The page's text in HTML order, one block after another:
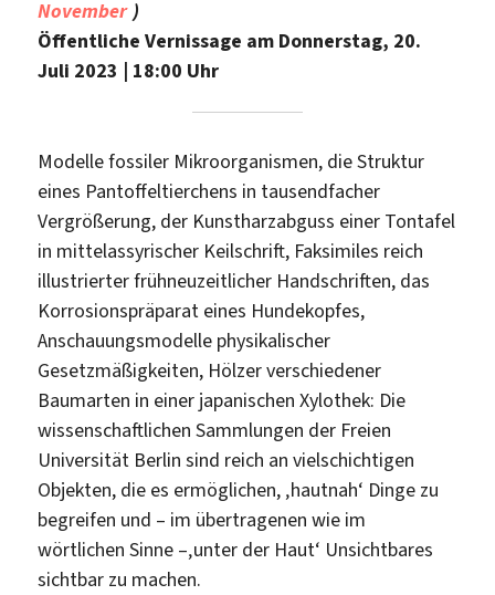
November)
Öffentliche Vernissage am Donnerstag, 20.
Juli 2023 | 18:00 Uhr
Modelle fossiler Mikroorganismen, die Struktur
eines Pantoffeltierchens in tausendfacher
Vergrößerung, der Kunstharzabguss einer Tontafel
in mittelassyrischer Keilschrift, Faksimiles reich
illustrierter frühneuzeitlicher Handschriften, das
Korrosionspräparat eines Hundekopfes,
Anschauungsmodelle physikalischer
Gesetzmäßigkeiten, Hölzer verschiedener
Baumarten in einer japanischen Xylothek: Die
wissenschaftlichen Sammlungen der Freien
Universität Berlin sind reich an vielschichtigen
Objekten, die es ermöglichen, ‚hautnah‘ Dinge zu
begreifen und – im übertragenen wie im
wörtlichen Sinne –‚unter der Haut‘ Unsichtbares
sichtbar zu machen.